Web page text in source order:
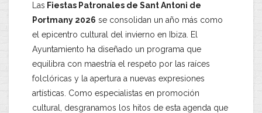
​Las Fiestas Patronales de Sant Antoni de
Portmany 2026 se consolidan un año más como
el epicentro cultural del invierno en Ibiza. El
Ayuntamiento ha diseñado un programa que
equilibra con maestría el respeto por las raíces
folclóricas y la apertura a nuevas expresiones
artísticas. Como especialistas en promoción
cultural, desgranamos los hitos de esta agenda que